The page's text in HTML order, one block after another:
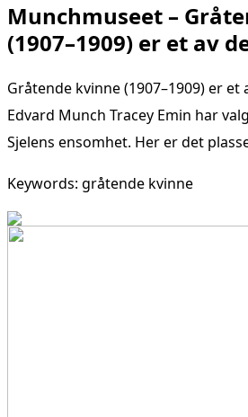
Munchmuseet –
(1907–1909) er et av
Gråtende kvinne (1907–1909) er et
Edvard Munch Tracey Emin har
Sjelens ensomhet. Her er det
Keywords: gråtende kvinne